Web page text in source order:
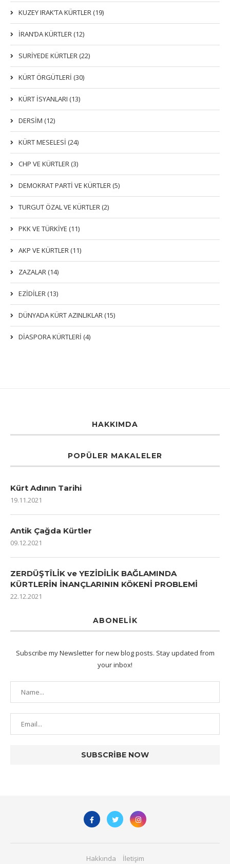
KUZEY IRAK’TA KÜRTLER (19)
İRAN’DA KÜRTLER (12)
SURİYEDE KÜRTLER (22)
KÜRT ÖRGÜTLERİ (30)
KÜRT İSYANLARI (13)
DERSIM (12)
KÜRT MESELESİ (24)
CHP VE KÜRTLER (3)
DEMOKRAT PARTI VE KÜRTLER (5)
TURGUT ÖZAL VE KÜRTLER (2)
PKK VE TÜRKIYE (11)
AKP VE KÜRTLER (11)
ZAZALAR (14)
EZIDILER (13)
DÜNYADA KÜRT AZINLIKLAR (15)
DİASPORA KÜRTLERİ (4)
HAKKIMDA
POPÜLER MAKALELER
Kürt Adının Tarihi
19.11.2021
Antik Çağda Kürtler
09.12.2021
ZERDÜŞTÎLİK ve YEZİDİLİK BAĞLAMINDA
KÜRTLERİN İNANÇLARININ KÖKENİ PROBLEMİ
22.12.2021
ABONELIK
Subscribe my Newsletter for new blog posts. Stay updated from
your inbox!
Hakkında İletişim